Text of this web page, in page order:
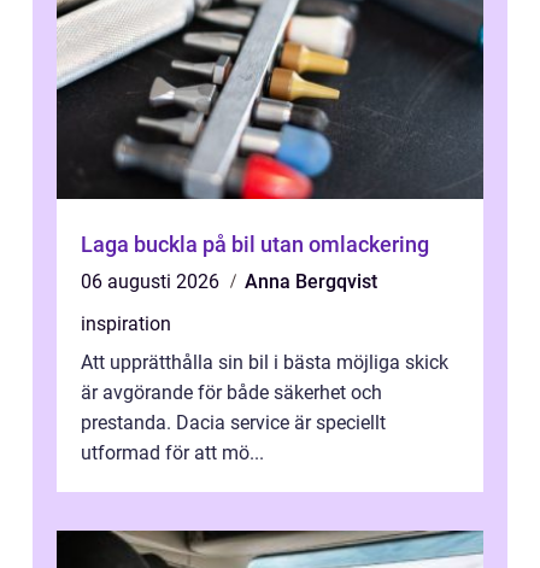
Laga buckla på bil utan omlackering
06 augusti 2026
Anna Bergqvist
inspiration
Att upprätthålla sin bil i bästa möjliga skick
är avgörande för både säkerhet och
prestanda. Dacia service är speciellt
utformad för att mö...